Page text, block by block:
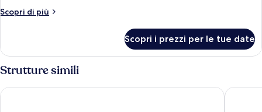
Scopri di più
Altri
camere
Scopri i prezzi per le tue date
Strutture simili
Studio M Hotel Singapore Hotel